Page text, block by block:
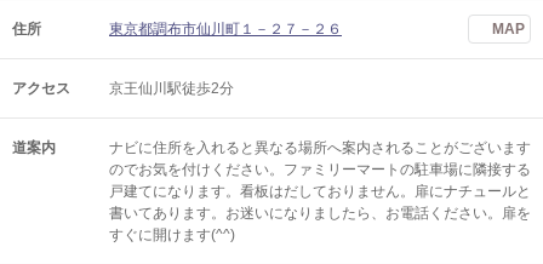
住所 東京都調布市仙川町１－２７－２６ MAP
アクセス 京王仙川駅徒歩2分
道案内
ナビに住所を入れると異なる場所へ案内されることがございます
のでお気を付けください。ファミリーマートの駐車場に隣接する
戸建てになります。看板はだしておりません。扉にナチュールと
書いてあります。お迷いになりましたら、お電話ください。扉を
すぐに開けます(^^)